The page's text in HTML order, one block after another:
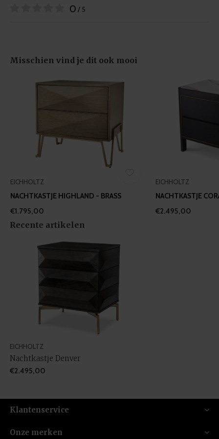
provided to them or that they’ve collected from your use
0 / 5
Misschien vind je dit ook mooi
EICHHOLTZ
NACHTKASTJE HIGHLAND - BRASS
€1.795,00
EICHHOLTZ
NACHTKASTJE
€2.495,00
Recente artikelen
EICHHOLTZ
Nachtkastje Denver
€2.495,00
Klantenservice
Onze merken